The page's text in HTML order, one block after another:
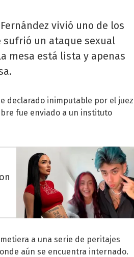
vivió uno de los
sufrió un ataque sexual
mesa está lista y apenas
declarado inimputable por el juez
fue enviado a un instituto
a una serie de peritajes
aún se encuentra internado.